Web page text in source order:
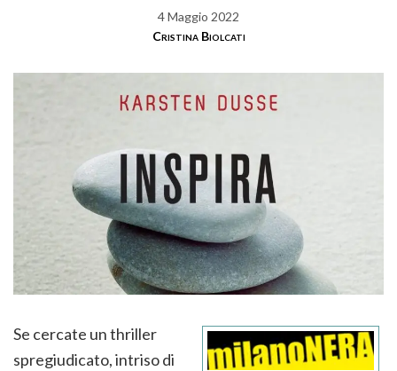
4 Maggio 2022
Cristina Biolcati
Se cercate un thriller
spregiudicato, intriso di